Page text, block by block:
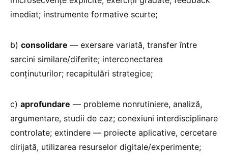
imediat; instrumente formative scurte;
b) consolidare — exersare variată, transfer între
sarcini similare/diferite; interconectarea
conținuturilor; recapitulări strategice;
c) aprofundare — probleme nonrutiniere, analiză,
argumentare, studii de caz; conexiuni interdisciplinare
controlate; extindere — proiecte aplicative, cercetare
dirijată, utilizarea resurselor digitale/experimente;